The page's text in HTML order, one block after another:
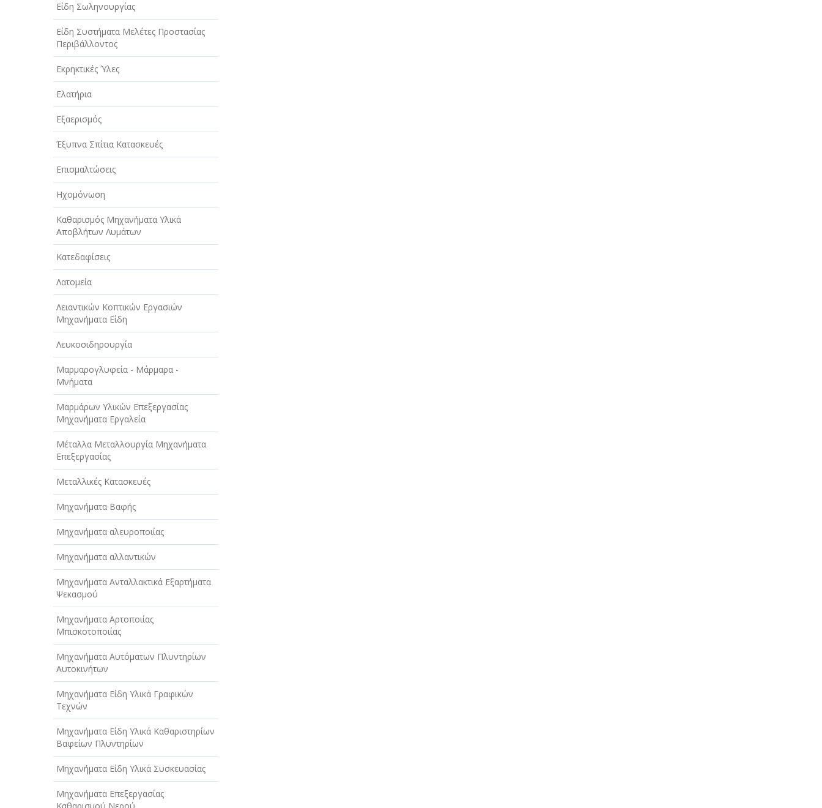
Είδη Σωληνουργίας
Είδη Συστήματα Μελέτες Προστασίας
Περιβάλλοντος
Εκρηκτικές Ύλες
Ελατήρια
Εξαερισμός
Έξυπνα Σπίτια Κατασκευές
Επισμαλτώσεις
Ηχομόνωση
Καθαρισμός Μηχανήματα Υλικά
Αποβλήτων Λυμάτων
Κατεδαφίσεις
Λατομεία
Λειαντικών Κοπτικών Εργασιών
Μηχανήματα Είδη
Λευκοσιδηρουργία
Μαρμαρογλυφεία - Μάρμαρα -
Μνήματα
Μαρμάρων Υλικών Επεξεργασίας
Μηχανήματα Εργαλεία
Μέταλλα Μεταλλουργία Μηχανήματα
Επεξεργασίας
Μεταλλικές Κατασκευές
Μηχανήματα Βαφής
Μηχανήματα αλευροποιίας
Μηχανήματα αλλαντικών
Μηχανήματα Ανταλλακτικά Εξαρτήματα
Ψεκασμού
Μηχανήματα Αρτοποιίας
Μπισκοτοποιίας
Μηχανήματα Αυτόματων Πλυντηρίων
Αυτοκινήτων
Μηχανήματα Είδη Υλικά Γραφικών
Τεχνών
Μηχανήματα Είδη Υλικά Καθαριστηρίων
Βαφείων Πλυντηρίων
Μηχανήματα Είδη Υλικά Συσκευασίας
Μηχανήματα Επεξεργασίας